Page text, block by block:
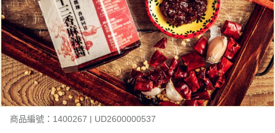
商品編號：1400267 | UD2600000537